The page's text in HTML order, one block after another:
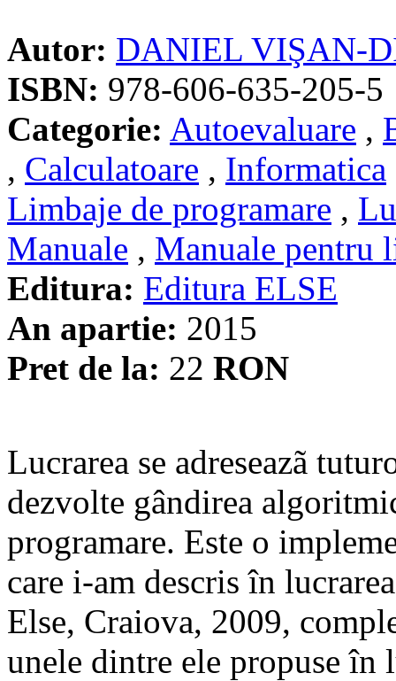
Autor: DANIEL VIŞAN-
ISBN: 978-606-635-205-5
Categorie: Autoevaluare ,
, Calculatoare , Informatica
Limbaje de programare ,
Manuale , Manuale pentru
Editura: Editura ELSE
An apartie: 2015
Pret de la: 22 RON
Lucrarea se adreseazã
dezvolte gândirea
programare. Este o
care i-am descris în
Else, Craiova, 2009,
unele dintre ele propuse în